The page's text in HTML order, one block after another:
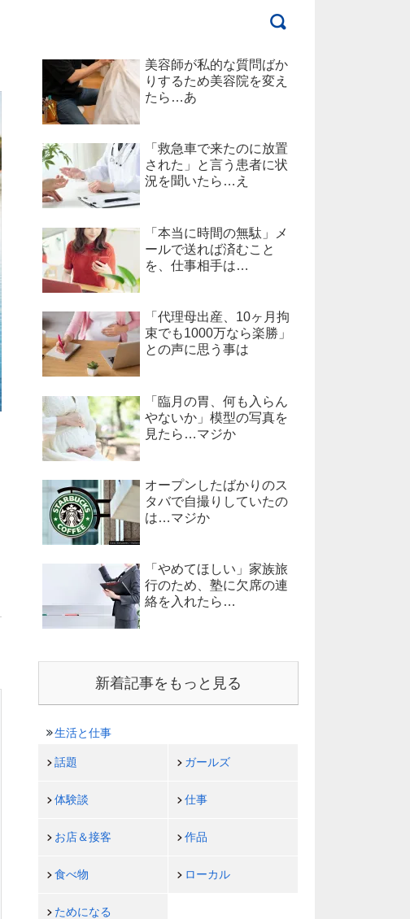
美容師が私的な質問ばか
りするため美容院を変え
たら…あ
「救急車で来たのに放置
された」と言う患者に状
況を聞いたら…え
「本当に時間の無駄」メ
ールで送れば済むこと
を、仕事相手は…
「代理母出産、10ヶ月拘
束でも1000万なら楽勝」
との声に思う事は
「臨月の胃、何も入らん
やないか」模型の写真を
見たら…マジか
オープンしたばかりのス
タバで自撮りしていたの
は…マジか
「やめてほしい」家族旅
行のため、塾に欠席の連
絡を入れたら…
新着記事をもっと見る
生活と仕事
話題 ガールズ
体験談 仕事
お店＆接客 作品
食べ物 ローカル
ためになる